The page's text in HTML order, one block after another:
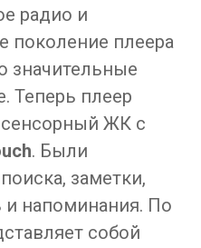
радио и
поколение плеера
значительные
Теперь плеер
сенсорный ЖК с
. Были
заметки,
и напоминания. По
собой